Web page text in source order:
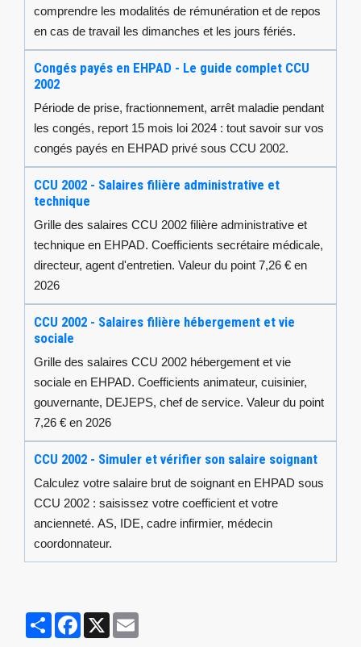
comprendre les modalités de rémunération et de repos
en cas de travail les dimanches et les jours fériés.
Congés payés en EHPAD - Le guide complet CCU
2002
Période de prise, fractionnement, arrêt maladie pendant
les congés, report 15 mois loi 2024 : tout savoir sur vos
congés payés en EHPAD privé sous CCU 2002.
CCU 2002 - Salaires filière administrative et
technique
Grille des salaires CCU 2002 filière administrative et
technique en EHPAD. Coefficients secrétaire médicale,
directeur, agent d'entretien. Valeur du point 7,26 € en
2026
CCU 2002 - Salaires filière hébergement et vie
sociale
Grille des salaires CCU 2002 hébergement et vie
sociale en EHPAD. Coefficients animateur, cuisinier,
gouvernante, DEJEPS, chef de service. Valeur du point
7,26 € en 2026
CCU 2002 - Simuler et vérifier son salaire soignant
Calculez votre salaire brut de soignant en EHPAD sous
CCU 2002 : saisissez votre coefficient et votre
ancienneté. AS, IDE, cadre infirmier, médecin
coordonnateur.
PartagerFacebook
X